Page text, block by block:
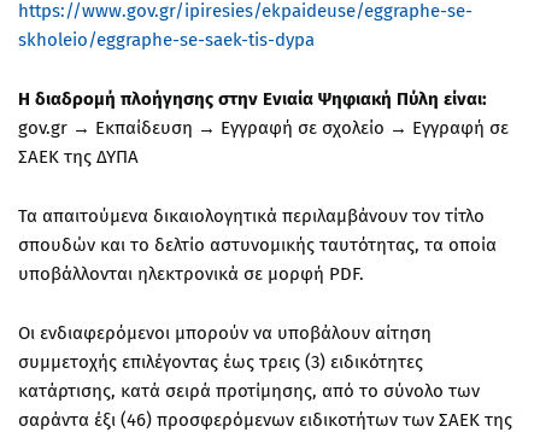
https://www.gov.gr/ipiresies/ekpaideuse/eggraphe-se-
skholeio/eggraphe-se-saek-tis-dypa
Η διαδρομή πλοήγησης στην Ενιαία Ψηφιακή Πύλη είναι:
gov.gr → Εκπαίδευση → Εγγραφή σε σχολείο → Εγγραφή σε
ΣΑΕΚ της ΔΥΠΑ
Τα απαιτούμενα δικαιολογητικά περιλαμβάνουν τον τίτλο
σπουδών και το δελτίο αστυνομικής ταυτότητας, τα οποία
υποβάλλονται ηλεκτρονικά σε μορφή PDF.
Οι ενδιαφερόμενοι μπορούν να υποβάλουν αίτηση
συμμετοχής επιλέγοντας έως τρεις (3) ειδικότητες
κατάρτισης, κατά σειρά προτίμησης, από το σύνολο των
σαράντα έξι (46) προσφερόμενων ειδικοτήτων των ΣΑΕΚ της